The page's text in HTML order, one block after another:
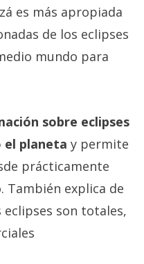
es más apropiada
de los eclipses
mundo para
sobre eclipses
el planeta y permite
prácticamente
También explica de
son totales,